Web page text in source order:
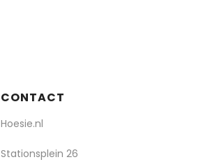
CONTACT
Hoesie.nl
Stationsplein 26